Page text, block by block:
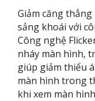
Giảm căng
sảng khoái với
Công nghệ
nháy màn hình,
giúp giảm thiểu
màn hình trong
khi xem màn